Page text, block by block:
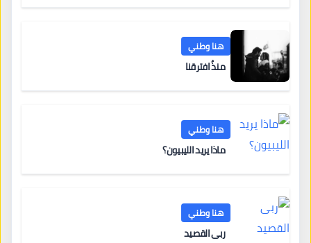
هنا وطني
منذُ افترقنا
هنا وطني
ماذا يريد الليبيون؟
هنا وطني
ربى القصيد